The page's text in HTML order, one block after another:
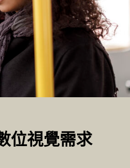
位視覺需求